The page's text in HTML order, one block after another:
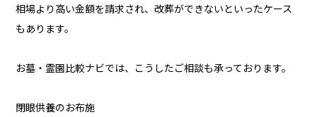
相場より高い金額を請求され、改葬ができないといったケース
もあります。
お墓・霊園比較ナビでは、こうしたご相談も承っております。
閉眼供養のお布施